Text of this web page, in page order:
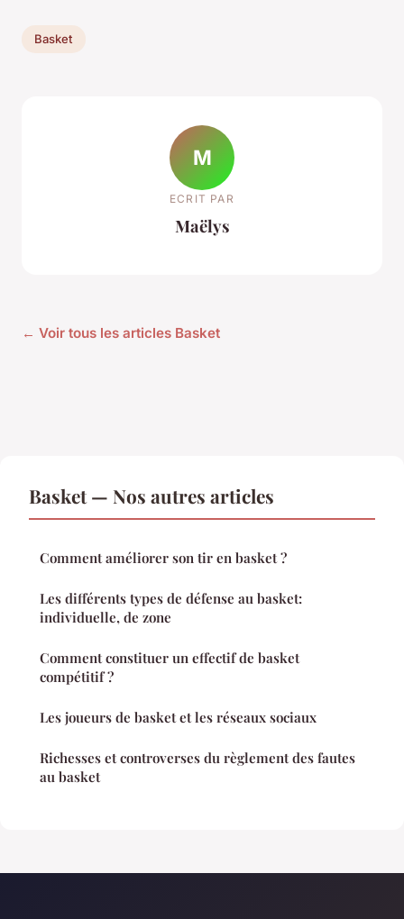
Basket
M
ECRIT PAR
Maëlys
← Voir tous les articles Basket
Basket — Nos autres articles
Comment améliorer son tir en basket ?
Les différents types de défense au basket:
individuelle, de zone
Comment constituer un effectif de basket
compétitif ?
Les joueurs de basket et les réseaux sociaux
Richesses et controverses du règlement des fautes
au basket